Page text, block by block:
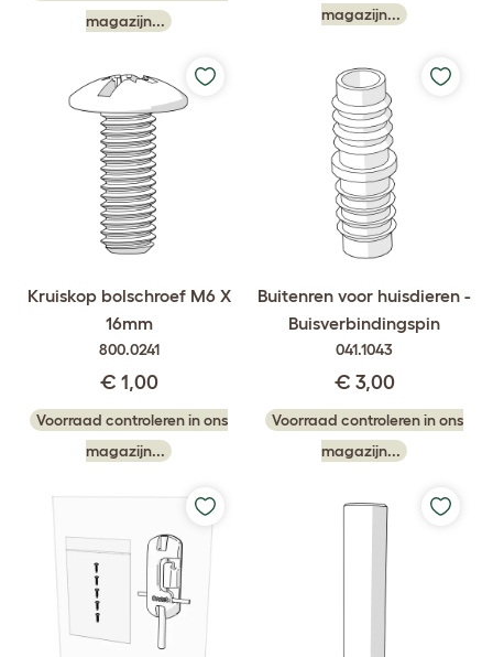
magazijn...
magazijn...
Kruiskop bolschroef M6 X
16mm
800.0241
€ 1,00
Voorraad controleren in ons
magazijn...
Buitenren voor huisdieren -
Buisverbindingspin
041.1043
€ 3,00
Voorraad controleren in ons
magazijn...